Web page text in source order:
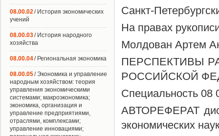
Санкт-
На правах
Молдован Артем
ПЕРСПЕКТИВЫ
РОССИЙСКОЙ
Специальность 08
АВТОРЕФЕРАТ
экономических
08.00.02/ История экономических
учений
08.00.03/ История народного
хозяйства
08.00.04/ Региональная экономика
08.00.05/ Экономика и управление
народным хозяйством: теория
управления экономическими
системами; макроэкономика;
экономика, организация и
управление предприятиями,
отраслями, комплексами;
управление инновациями;